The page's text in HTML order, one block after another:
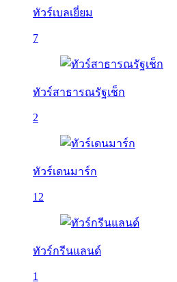
ทัวร์เบลเยี่ยม
7
ทัวร์สาธารณรัฐเช็ก
2
ทัวร์เดนมาร์ก
12
ทัวร์กรีนแลนด์
1